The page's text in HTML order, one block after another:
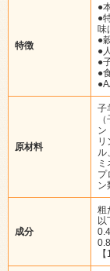
特徴
●
●
味
●
●
●
●
原材料
子
ン
リ
ル
プ
ン
成分
粗
以